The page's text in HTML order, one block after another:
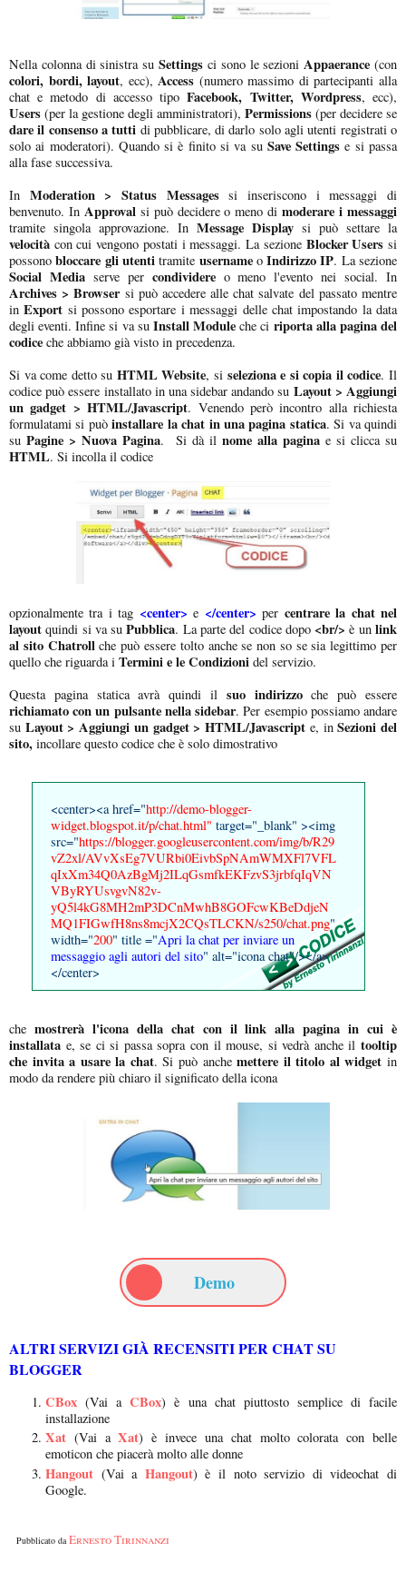
Nella colonna di sinistra suSettings ci sono le sezioni Appaerance (con
colori, bordi, layout, ecc), Access (numero massimo di partecipanti alla
chat e metodo di accesso tipoFacebook, Twitter, Wordpress, ecc),
Users (per la gestione degli amministratori), Permissions (per decidere se
dare il consenso a tutti di pubblicare, di darlo solo agli utenti registrati o
solo ai moderatori). Quando si è finito si va su Save Settings e si passa
alla fase successiva.
In Moderation > Status Messagessi inseriscono i messaggi di
benvenuto. In Approvalsi può decidere o meno dimoderare i messaggi
tramite singola approvazione. In Message Display si può settare la
velocità con cui vengono postati i messaggi. La sezione Blocker Users si
possonobloccare gli utentitramite usernameoIndirizzo IP. La sezione
Social Mediaserve per condividere o meno l'evento nei social. In
Archives > Browsersi può accedere alle chat salvate del passato mentre
inExport si possono esportare i messaggi delle chat impostando la data
degli eventi. Infine si va suInstall Module che ci riporta alla pagina del
codice che abbiamo già visto in precedenza.
Si va come detto su HTML Website, si seleziona e si copia il codice. Il
codice può essere installato in una sidebar andando su Layout > Aggiungi
un gadget > HTML/Javascript. Venendo però incontro alla richiesta
formulatami si puòinstallare la chat in una pagina statica. Si va quindi
su Pagine > Nuova Pagina. Si dà il nome alla pagina e si clicca su
HTML. Si incolla il codice
opzionalmente tra i tag <center> e </center> per centrare la chat nel
layout quindi si va su Pubblica. La parte del codice dopo <br/> è unlink
al sito Chatrollche può essere tolto anche se non so se sia legittimo per
quello che riguarda i Termini e le Condizioni del servizio.
Questa pagina statica avrà quindi il suo indirizzoche può essere
richiamato con un pulsante nella sidebar. Per esempio possiamo andare
su Layout > Aggiungi un gadget > HTML/Javascript e, inSezioni del
sito, incollare questo codice che è solo dimostrativo
<center><a href="http://demo-blogger-
widget.blogspot.it/p/chat.html" target="_blank" ><img
src="https://blogger.googleusercontent.com/img/b/R29
vZ2xl/AVvXsEg7VURbi0EivbSpNAmWMXFl7VFL
qIxXm34Q0AzBgMj2ILqGsmfkEKFzvS3jrbfqIqVN
VByRYUsvgvN82v-
yQ5l4kG8MH2mP3DCnMwhB8GOFcwKBeDdjeN
MQ1FIGwfH8ns8mcjX2CQsTLCKN/s250/chat.png"
width="200" title ="Apri la chat per inviare un
messaggio agli autori del sito" alt="icona chat"/></a>
</center>
che mostrerà l'icona della chat con il link alla pagina in cui è
installata e, se ci si passa sopra con il mouse, si vedrà anche il tooltip
che invita a usare la chat. Si può anchemettere il titolo al widget in
modo da rendere più chiaro il significato della icona
Demo
ALTRI SERVIZI GIÀ RECENSITI PER CHAT SU
BLOGGER
CBox (Vai aCBox) è una chat piuttosto semplice di facile
installazione
Xat (Vai aXat) è invece una chat molto colorata con belle
emoticon che piacerà molto alle donne
Hangout (Vai a Hangout) è il noto servizio di videochat di
Google.
Pubblicato daErnesto Tirinnanzi